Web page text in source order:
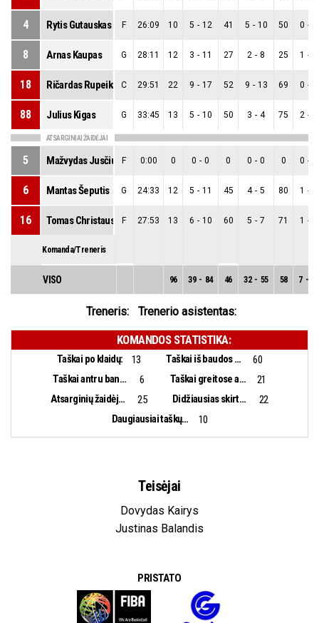
4 Rytis Gutauskas F 26:09 10 5 - 12 41 5 - 10 50 0 -
8 Arnas Kaupas G 28:11 12 3 - 11 27 2 - 8 25 1 -
18 Ričardas Rupeika C 29:51 22 9 - 17 52 9 - 13 69 0 -
88 Julius Kigas G 33:45 13 5 - 10 50 3 - 4 75 2 -
ATSARGINIAI ŽAIDĖJAI
5 Mažvydas Jusčius F 0:00 0 0 - 0 0 0 - 0 0 0 -
6 Mantas Šeputis G 24:33 12 5 - 11 45 4 - 5 80 1 -
16 Tomas Christauskas
F 27:53 13 6 - 10 60 5 - 7 71 1 -
Komanda/Treneris
VISO 96 39 - 84 46 32 - 55 58 7 -
Treneris: Trenerio asistentas:
KOMANDOS STATISTIKA:
Taškai po klaidų: 13 Taškai iš baudos aikštelės:
60
Taškai antru bandymu:
6 Taškai greitose atakose:
21
Atsarginių žaidėjų taškai:
25 Didžiausias skirtumas:
22
Daugiausiai taškų iš eilės:
10
Teisėjai
Dovydas Kairys
Justinas Balandis
PRISTATO